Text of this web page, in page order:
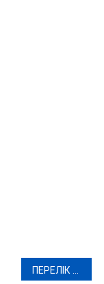
ПЕРЕЛІК АДРЕС: ДЕ У ВІННИЦІ 24 ЛИСТОПАДА НЕ БУДЕ ВОДИ, СВІТЛА ТА ОПАЛЕННЯ